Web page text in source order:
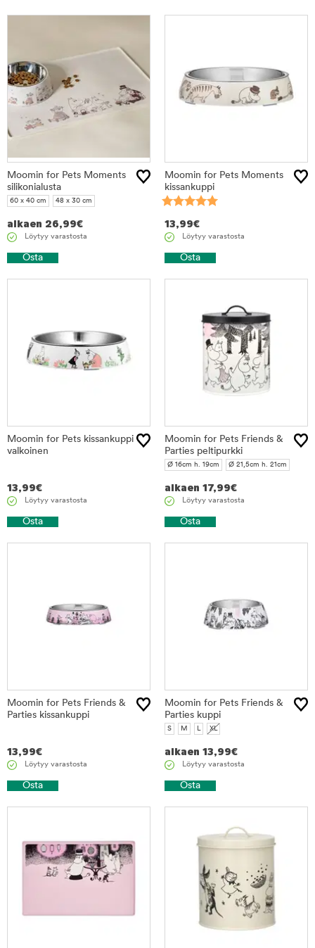
Moomin for Pets Moments
silikonialusta
60 x 40 cm 48 x 30 cm
alkaen 26,99€
Löytyy varastosta
Osta
Moomin for Pets Moments
kissankuppi
13,99€
Löytyy varastosta
Osta
Moomin for Pets kissankuppi
valkoinen
13,99€
Löytyy varastosta
Osta
Moomin for Pets Friends &
Parties peltipurkki
Ø 16cm h. 19cm Ø 21,5cm h. 21cm
alkaen 17,99€
Löytyy varastosta
Osta
Moomin for Pets Friends &
Parties kissankuppi
13,99€
Löytyy varastosta
Osta
Moomin for Pets Friends &
Parties kuppi
S M L XL
alkaen 13,99€
Löytyy varastosta
Osta